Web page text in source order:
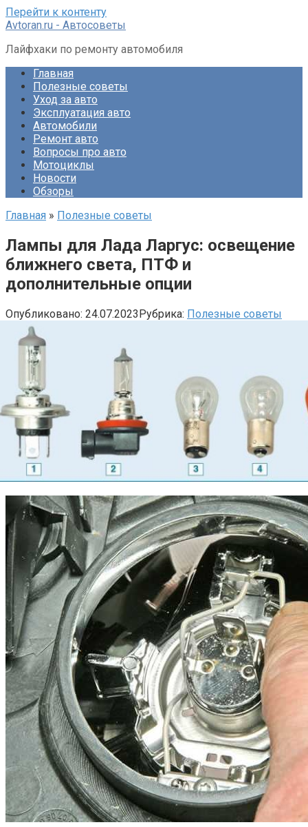
Перейти к контенту
Avtoran.ru - Автосоветы
Лайфхаки по ремонту автомобиля
Главная
Полезные советы
Уход за авто
Эксплуатация авто
Автомобили
Ремонт авто
Вопросы про авто
Мотоциклы
Новости
Обзоры
Главная » Полезные советы
Лампы для Лада Ларгус: освещение
ближнего света, ПТФ и
дополнительные опции
Опубликовано: 24.07.2023Рубрика: Полезные советы